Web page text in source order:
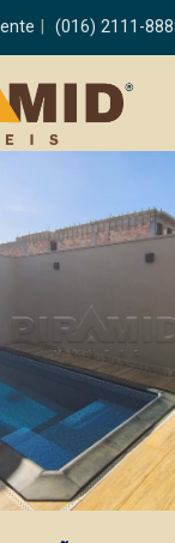
(016) 2111-